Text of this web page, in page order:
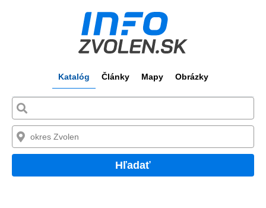
Katalóg Články Mapy Obrázky
Hľadať